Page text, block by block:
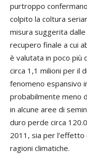
purtroppo
colpito la coltura
misura suggerita
recupero finale a cui
è valutata in poco più
circa 1,1 milioni per il
fenomeno espansivo
probabilmente meno
in alcune aree di
duro perde circa
2011, sia per
ragioni climatiche.